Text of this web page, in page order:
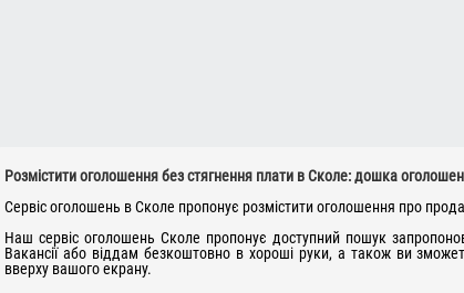
Розмістити оголошення без стягнення плати в Сколе: дошка
Сервіс оголошень в Сколе пропонує розмістити оголошення про
Наш сервіс оголошень Сколе пропонує доступний пошук
Вакансії або віддам безкоштовно в хороші руки, а також ви
вверху вашого екрану.